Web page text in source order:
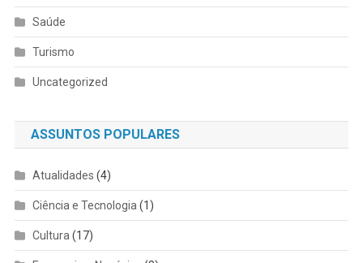
Saúde
Turismo
Uncategorized
ASSUNTOS POPULARES
Atualidades (4)
Ciência e Tecnologia(1)
Cultura(17)